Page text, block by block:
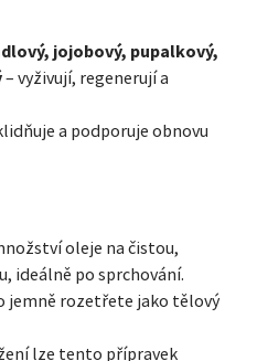
jojobový, pupalkový,
– vyživují, regenerují a
a podporuje obnovu
oleje na čistou,
ideálně po sprchování.
jemně rozetřete jako tělový
lze tento přípravek